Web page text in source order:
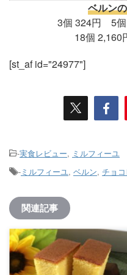
ベルン
3個 324円 5
18個
[st_af id="24977"]
-実食レビュー, ミルフィーユ
-ミルフィーユ, ベルン, チョ
関連記事